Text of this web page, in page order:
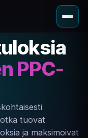
PPC-
tuovat
ja maksimoivat